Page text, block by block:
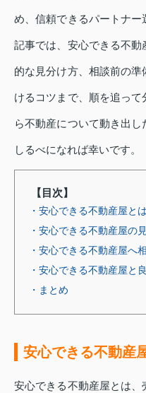
め、信頼できるパートナ
記事では、安心できる不
的な見分け方、相談前の
けるコツまで、順を追っ
ら不動産について動き出
しるべになれば幸いです。
【目次】
・安心できる不動産屋と
・安心できる不動産屋の
・安心できる不動産屋へ
・安心できる不動産屋と
・まとめ
安心できる不動産
安心できる不動産屋とは